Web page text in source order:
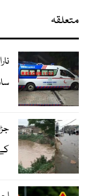
متعلقہ